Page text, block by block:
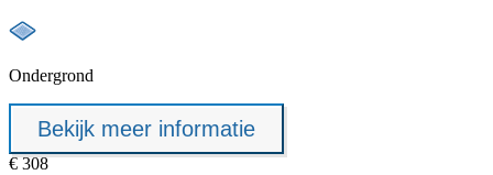
Ondergrond
Bekijk meer informatie
€ 308